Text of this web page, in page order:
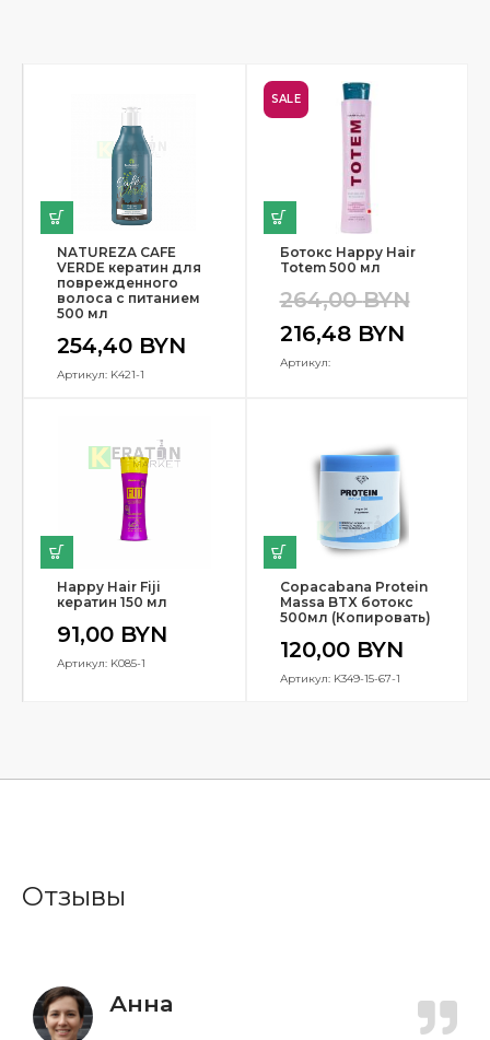
NATUREZA CAFE
VERDE кератин для
поврежденного
волоса с питанием
500 мл
254,40 BYN
Артикул: K421-1
SALE
Ботокс Happy Hair
Totem 500 мл
264,00BYN
216,48 BYN
Артикул:
Happy Hair Fiji
кератин 150 мл
91,00 BYN
Артикул: K085-1
Copacabana Protein
Massa BTX ботокс
500мл (Копировать)
120,00 BYN
Артикул: K349-15-67-1
Отзывы
Анна